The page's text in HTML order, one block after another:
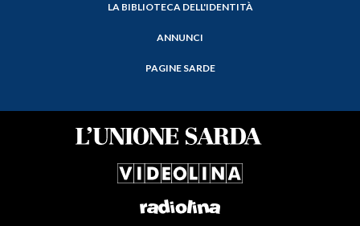
LA BIBLIOTECA DELL'IDENTITÀ
ANNUNCI
PAGINE SARDE